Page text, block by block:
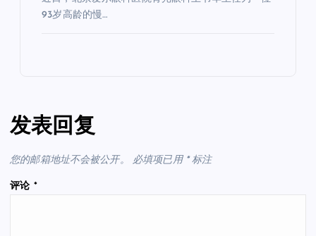
93岁高龄的慢…
发表回复
您的邮箱地址不会被公开。 必填项已用 *标注
评论 *